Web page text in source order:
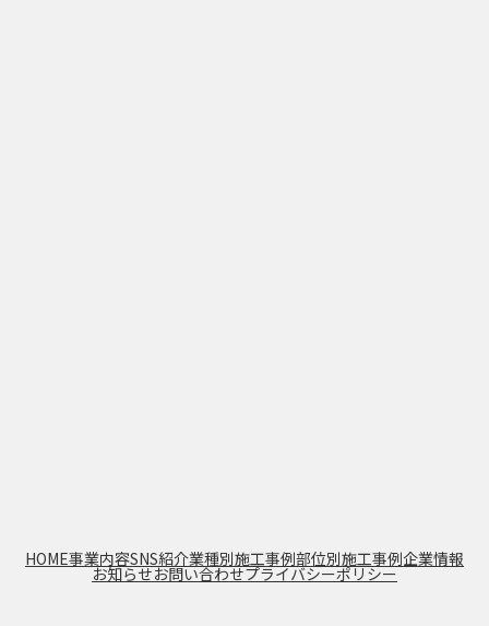
HOME事業内容SNS紹介業種別施工事例部位別施工事例企業情報
お知らせお問い合わせプライバシーポリシー